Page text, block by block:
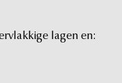
lagen en: